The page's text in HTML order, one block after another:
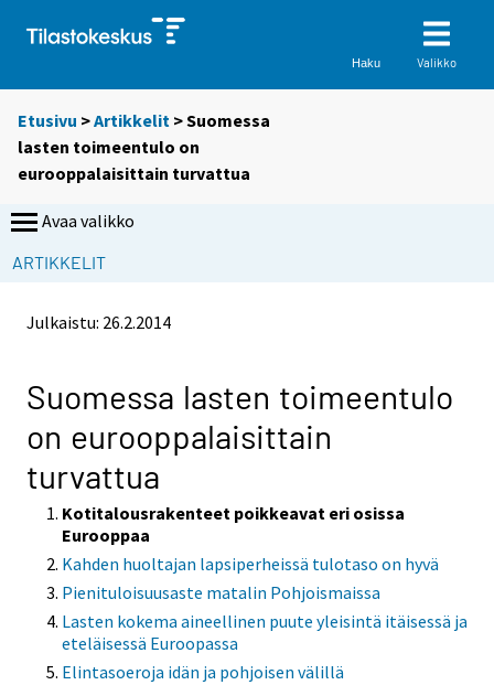
Haku Valikko
Etusivu >Artikkelit > Suomessa
lasten toimeentulo on
eurooppalaisittain turvattua
Avaa valikko
ARTIKKELIT
Julkaistu: 26.2.2014
Suomessa lasten toimeentulo
on eurooppalaisittain
turvattua
Kotitalousrakenteet poikkeavat eri osissa
Eurooppaa
Kahden huoltajan lapsiperheissä tulotaso on hyvä
Pienituloisuusaste matalin Pohjoismaissa
Lasten kokema aineellinen puute yleisintä itäisessä ja
eteläisessä Euroopassa
Elintasoeroja idän ja pohjoisen välillä